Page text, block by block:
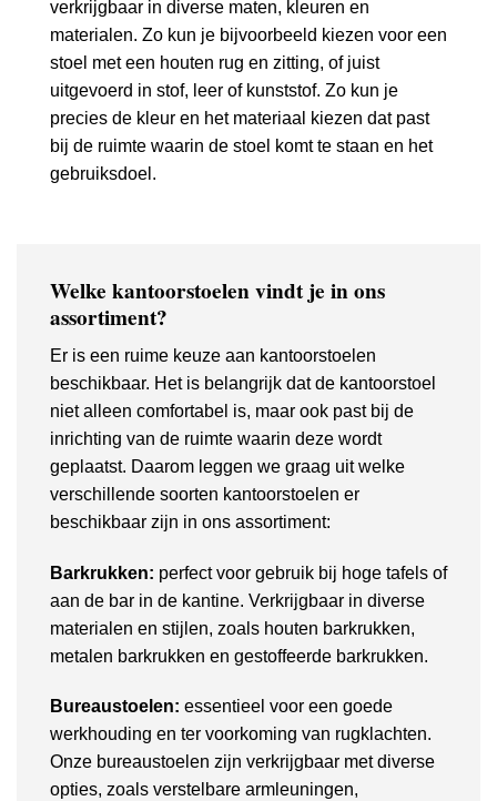
verkrijgbaar in diverse maten, kleuren en
materialen. Zo kun je bijvoorbeeld kiezen voor een
stoel met een houten rug en zitting, of juist
uitgevoerd in stof, leer of kunststof. Zo kun je
precies de kleur en het materiaal kiezen dat past
bij de ruimte waarin de stoel komt te staan en het
gebruiksdoel.
Welke kantoorstoelen vindt je in ons
assortiment?
Er is een ruime keuze aan kantoorstoelen
beschikbaar. Het is belangrijk dat de kantoorstoel
niet alleen comfortabel is, maar ook past bij de
inrichting van de ruimte waarin deze wordt
geplaatst. Daarom leggen we graag uit welke
verschillende soorten kantoorstoelen er
beschikbaar zijn in ons assortiment:
Barkrukken: perfect voor gebruik bij hoge tafels of
aan de bar in de kantine. Verkrijgbaar in diverse
materialen en stijlen, zoals houten barkrukken,
metalen barkrukken en gestoffeerde barkrukken.
Bureaustoelen: essentieel voor een goede
werkhouding en ter voorkoming van rugklachten.
Onze bureaustoelen zijn verkrijgbaar met diverse
opties, zoals verstelbare armleuningen,